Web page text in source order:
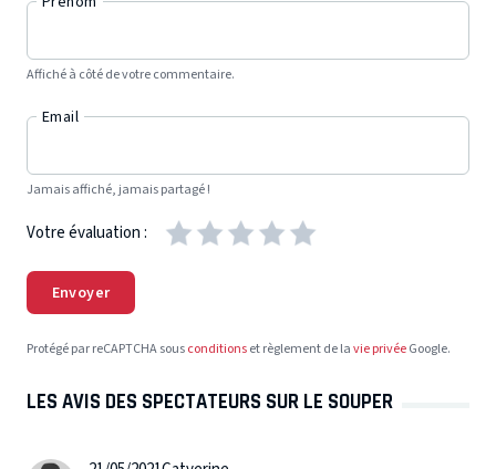
Affiché à côté de votre commentaire.
Email
Jamais affiché, jamais partagé !
Votre évaluation :
Envoyer
Protégé par reCAPTCHA sousconditionset règlement de lavie privéeGoogle.
LES AVIS DES SPECTATEURS SUR LE SOUPER